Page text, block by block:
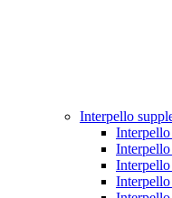
Interpello